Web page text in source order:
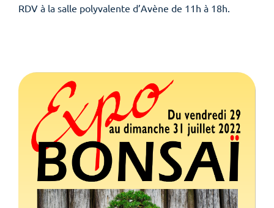
RDV à la salle polyvalente d’Avène de 11h à 18h.